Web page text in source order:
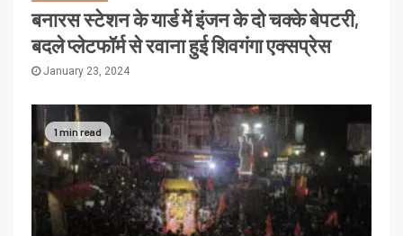
बनारस स्टेशन के यार्ड में इंजन के दो चक्के बेपटरी,
बदले प्लेटफॉर्म से रवाना हुई शिवगंगा एक्सप्रेस
January 23, 2024
1 min read